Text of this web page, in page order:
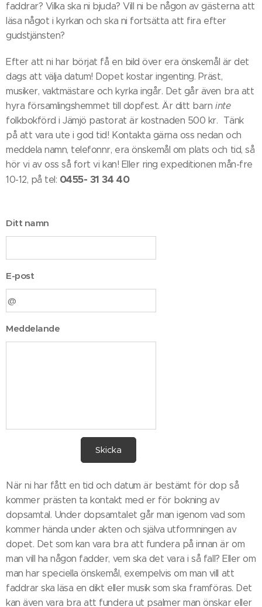
faddrar? Vilka ska ni bjuda? Vill ni be någon av gästerna att
läsa något i kyrkan och ska ni fortsätta att fira efter
gudstjänsten?
Efter att ni har börjat få en bild över era önskemål är det
dags att välja datum! Dopet kostar ingenting. Präst,
musiker, vaktmästare och kyrka ingår. Det går även bra att
hyra församlingshemmet till dopfest. Är ditt barn inte
folkbokförd i Jämjö pastorat är kostnaden 500 kr. Tänk
på att vara ute i god tid! Kontakta gärna oss nedan och
meddela namn, telefonnr, era önskemål om plats och tid, så
hör vi av oss så fort vi kan! Eller ring expeditionen mån-fre
10-12, på tel: 0455- 31 34 40
Ditt namn
E-post
Meddelande
Skicka
När ni har fått en tid och datum är bestämt för dop så
kommer prästen ta kontakt med er för bokning av
dopsamtal. Under dopsamtalet går man igenom vad som
kommer hända under akten och själva utformningen av
dopet. Det som kan vara bra att fundera på innan är om
man vill ha någon fadder, vem ska det vara i så fall? Eller om
man har speciella önskemål, exempelvis om man vill att
faddrar ska läsa en dikt eller musik som ska framföras. Det
kan även vara bra att fundera ut psalmer man önskar eller